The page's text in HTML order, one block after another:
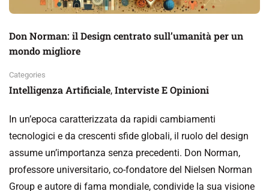
Don Norman: il Design centrato sull’umanità per un
mondo migliore
Categories
Intelligenza Artificiale, Interviste E Opinioni
In un’epoca caratterizzata da rapidi cambiamenti
tecnologici e da crescenti sfide globali, il ruolo del design
assume un’importanza senza precedenti. Don Norman,
professore universitario, co-fondatore del Nielsen Norman
Group e autore di fama mondiale, condivide la sua visione